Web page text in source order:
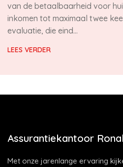
van de betaalbaarheid voor
inkomen tot maximaal twee
evaluatie, die eind…
LEES VERDER
Assurantiekantoor
Met onze jarenlange ervaring